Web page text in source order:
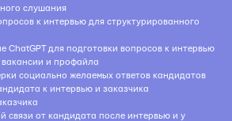
слушания
к интервью для структурированного
ChatGPT для подготовки вопросов к интервью
и профайла
социально желаемых ответов кандидатов
к интервью и заказчика
связи от кандидата после интервью и у